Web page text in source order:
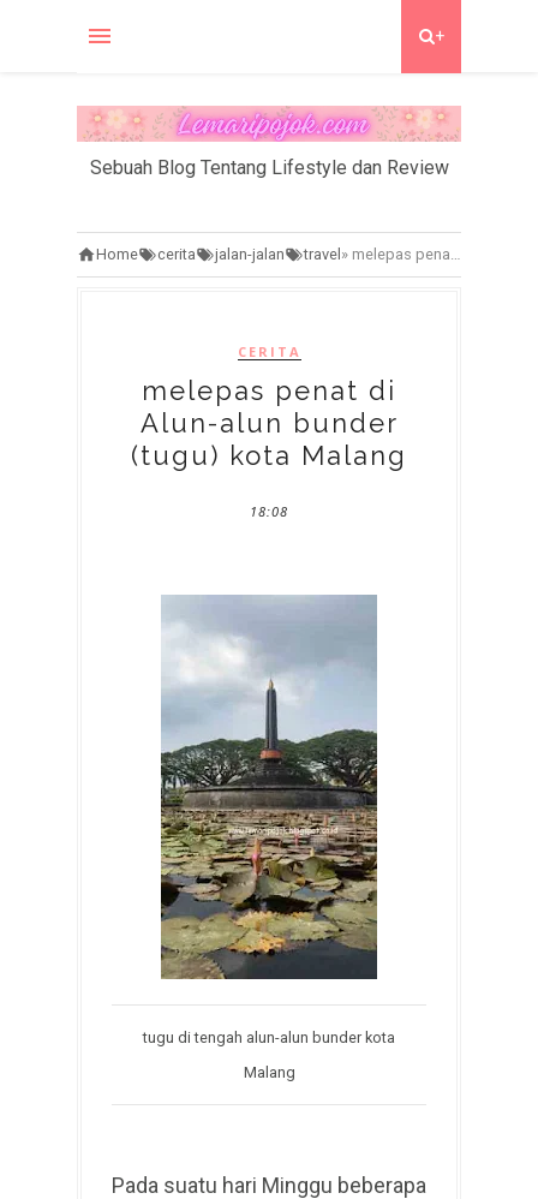
+
Sebuah Blog Tentang Lifestyle dan Review
Home cerita jalan-jalan travel » melepas penat di Alun-alun bunder (tugu) kota Malang
CERITA
melepas penat di
Alun-alun bunder
(tugu) kota Malang
18:08
tugu di tengah alun-alun bunder kota
Malang
Pada suatu hari Minggu beberapa